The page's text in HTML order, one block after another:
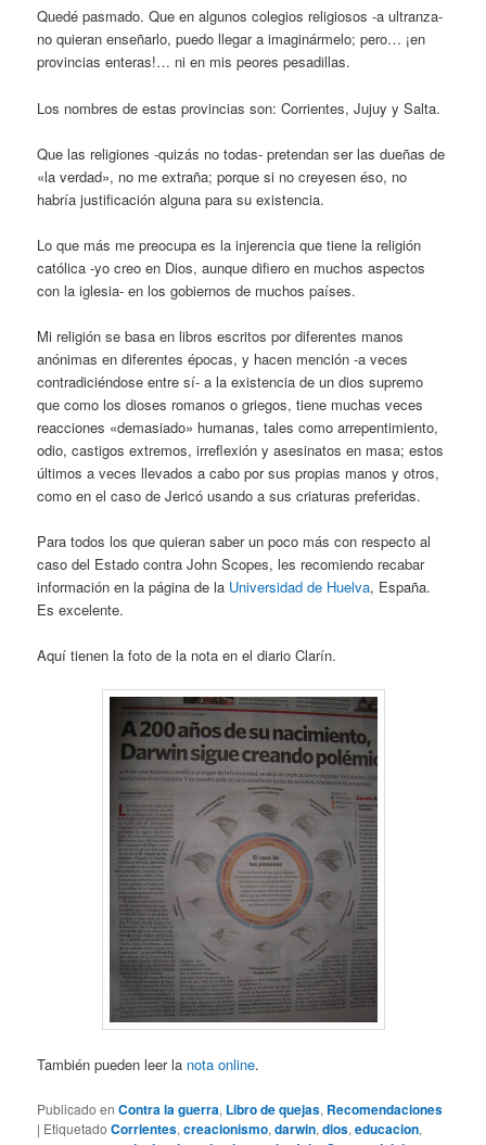
Quedé pasmado. Que en algunos colegios religiosos -a ultranza-
no quieran enseñarlo, puedo llegar a imaginármelo; pero… ¡en
provincias enteras!… ni en mis peores pesadillas.
Los nombres de estas provincias son: Corrientes, Jujuy y Salta.
Que las religiones -quizás no todas- pretendan ser las dueñas de
«la verdad», no me extraña; porque si no creyesen éso, no
habría justificación alguna para su existencia.
Lo que más me preocupa es la injerencia que tiene la religión
católica -yo creo en Dios, aunque difiero en muchos aspectos
con la iglesia- en los gobiernos de muchos países.
Mi religión se basa en libros escritos por diferentes manos
anónimas en diferentes épocas, y hacen mención -a veces
contradiciéndose entre sí- a la existencia de un dios supremo
que como los dioses romanos o griegos, tiene muchas veces
reacciones «demasiado» humanas, tales como arrepentimiento,
odio, castigos extremos, irreflexión y asesinatos en masa; estos
últimos a veces llevados a cabo por sus propias manos y otros,
como en el caso de Jericó usando a sus criaturas preferidas.
Para todos los que quieran saber un poco más con respecto al
caso del Estado contra John Scopes, les recomiendo recabar
información en la página de la Universidad de Huelva, España.
Es excelente.
Aquí tienen la foto de la nota en el diario Clarín.
También pueden leer la nota online.
Publicado en Contra la guerra, Libro de quejas, Recomendaciones
| Etiquetado Corrientes,creacionismo,darwin,dios,educacion,